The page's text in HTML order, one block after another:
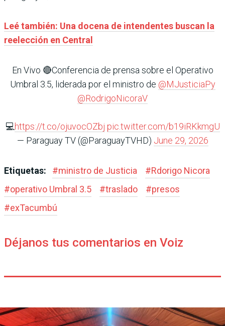
Leé también: Una docena de intendentes buscan la
reelección en Central
En Vivo 🔴Conferencia de prensa sobre el Operativo
Umbral 3.5, liderada por el ministro de @MJusticiaPy
@RodrigoNicoraV
💻https://t.co/ojuvocOZbj pic.twitter.com/b19iRKkmgU
— Paraguay TV (@ParaguayTVHD) June 29, 2026
Etiquetas: #ministro de Justicia #Rdorigo Nicora
#operativo Umbral 3.5 #traslado #presos
#exTacumbú
Déjanos tus comentarios en Voiz